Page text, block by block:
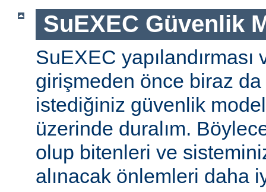
SuEXEC Güvenlik
SuEXEC
girişmeden önce biraz
istediğiniz güvenlik
üzerinde duralım.
olup bitenleri ve
alınacak önlemleri daha